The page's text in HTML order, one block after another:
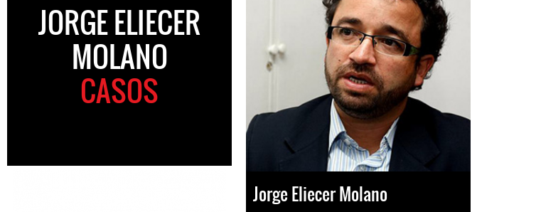
JORGE ELIECER
MOLANO
CASOS
Jorge Eliecer Molano